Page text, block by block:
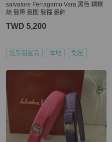
salvatore Ferragamo Vara 黑色 蝴蝶
結 髮帶 髮圈 髮箍 髮飾
TWD 5,200
近新閒置品 本地 免運